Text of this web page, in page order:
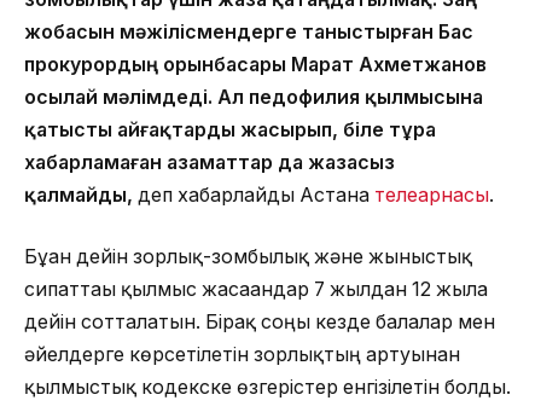
жобасын мәжілісмендерге таныстырған Бас
прокурордың орынбасары Марат Ахметжанов
осылай мәлімдеді. Ал педофилия қылмысына
қатысты айғақтарды жасырып, біле тұра
хабарламаған азаматтар да жазасыз
қалмайды, деп хабарлайды Астана телеарнасы.
Бұған дейін зорлық-зомбылық және жыныстық
сипаттағы қылмыс жасағандар 7 жылдан 12 жылға
дейін сотталатын. Бірақ соңғы кезде балалар мен
әйелдерге көрсетілетін зорлықтың артуынан
қылмыстық кодекске өзгерістер енгізілетін болды.